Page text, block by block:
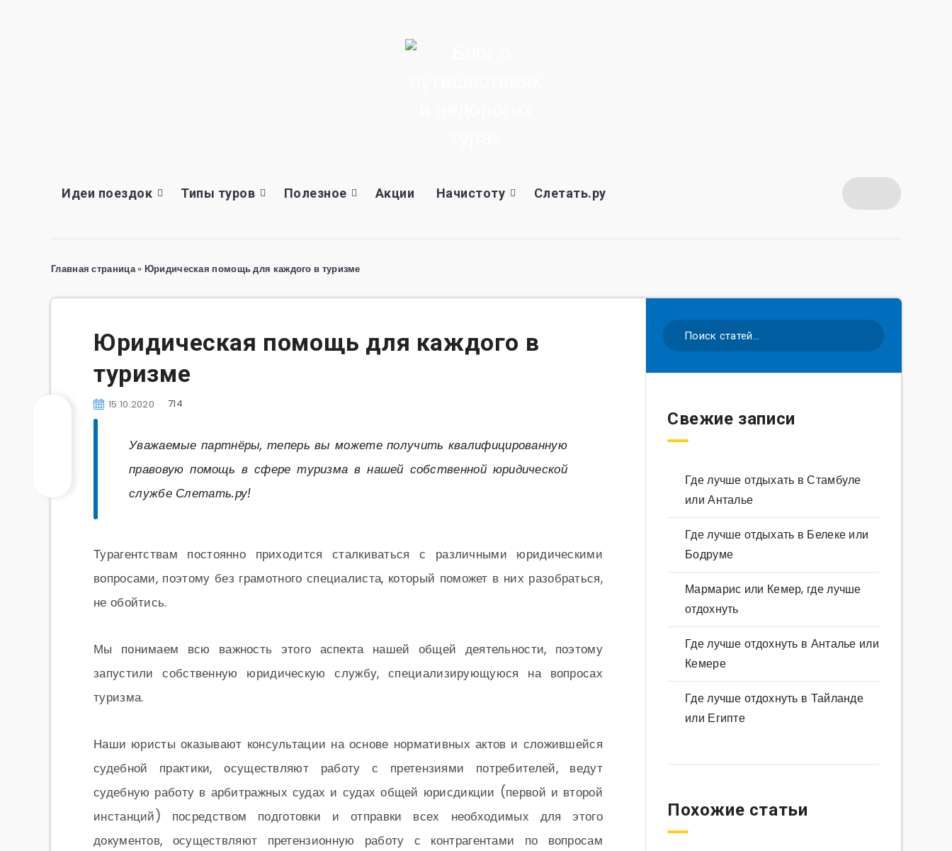
Идеи поездок Типы туров Полезное Акции Начистоту Слетать.ру
Главная страница» Юридическая помощь для каждого в туризме
Юридическая помощь для каждого в
туризме
15.10.2020 714
Уважаемые партнёры, теперь вы можете получить квалифицированную
правовую помощь в сфере туризма в нашей собственной юридической
службе Слетать.ру!
Турагентствам постоянно приходится сталкиваться с различными юридическими
вопросами, поэтому без грамотного специалиста, который поможет в них разобраться,
не обойтись.
Мы понимаем всю важность этого аспекта нашей общей деятельности, поэтому
запустили собственную юридическую службу, специализирующуюся на вопросах
туризма.
Наши юристы оказывают консультации на основе нормативных актов и сложившейся
судебной практики, осуществляют работу с претензиями потребителей, ведут
судебную работу в арбитражных судах и судах общей юрисдикции (первой и второй
инстанций) посредством подготовки и отправки всех необходимых для этого
документов, осуществляют претензионную работу с контрагентами по вопросам
Свежие записи
Где лучше отдыхать в Стамбуле
или Анталье
Где лучше отдыхать в Белеке или
Бодруме
Мармарис или Кемер, где лучше
отдохнуть
Где лучше отдохнуть в Анталье или
Кемере
Где лучше отдохнуть в Тайланде
или Египте
Похожие статьи